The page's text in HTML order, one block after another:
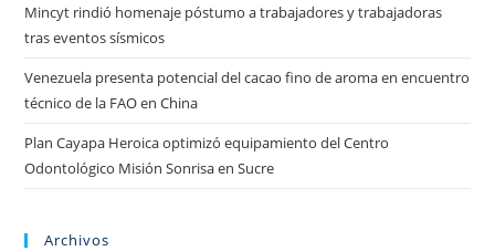
Mincyt rindió homenaje póstumo a trabajadores y trabajadoras
tras eventos sísmicos
Venezuela presenta potencial del cacao fino de aroma en encuentro
técnico de la FAO en China
Plan Cayapa Heroica optimizó equipamiento del Centro
Odontológico Misión Sonrisa en Sucre
Archivos